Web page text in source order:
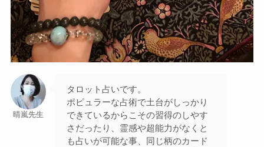
晴嵐先生
タロット占いです。
ポピュラーな占術で土台がしっかり
できているからこその習得のしやす
さだったり、霊感や超能力がなくと
も占いが可能な事、同じ柄のカード